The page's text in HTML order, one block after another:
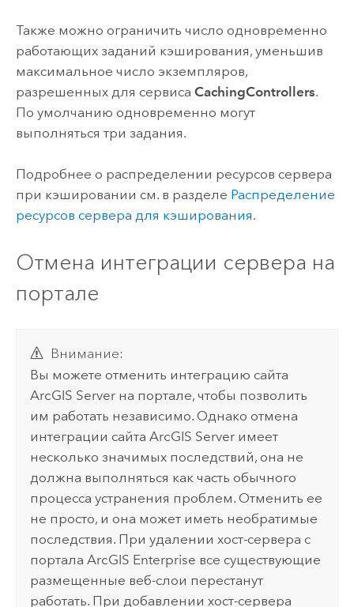
Также можно ограничить число одновременно
работающих заданий кэширования, уменьшив
максимальное число экземпляров,
разрешенных для сервиса CachingControllers.
По умолчанию одновременно могут
выполняться три задания.
Подробнее о распределении ресурсов сервера
при кэшировании см. в разделе Распределение
ресурсов сервера для кэширования.
Отмена интеграции сервера на
портале
Внимание:
Вы можете отменить интеграцию сайта
ArcGIS Server на портале, чтобы позволить
им работать независимо. Однако отмена
интеграции сайтаArcGIS Server имеет
несколько значимых последствий, она не
должна выполняться как часть обычного
процесса устранения проблем. Отменить ее
не просто, и она может иметь необратимые
последствия. При удалении хост-сервера с
порталаArcGIS Enterprise все существующие
размещенные веб-слои перестанут
работать. При добавлении хост-сервера